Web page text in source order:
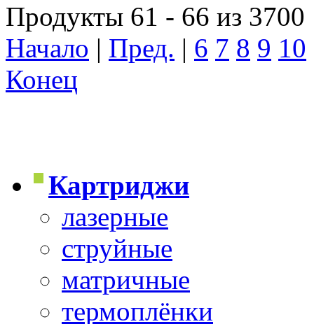
Продукты 61 - 66 из 3700
Начало | Пред. | 6 7 8 9 10
Конец
Картриджи
лазерные
струйные
матричные
термоплёнки